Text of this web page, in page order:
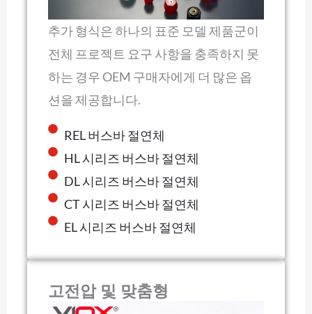
추가 형식은 하나의 표준 모델 제품군이
전체 프로젝트 요구 사항을 충족하지 못
하는 경우 OEM 구매자에게 더 많은 옵
션을 제공합니다.
REL 버스바 절연체
HL 시리즈 버스바 절연체
DL 시리즈 버스바 절연체
CT 시리즈 버스바 절연체
EL 시리즈 버스바 절연체
고전압 및 맞춤형